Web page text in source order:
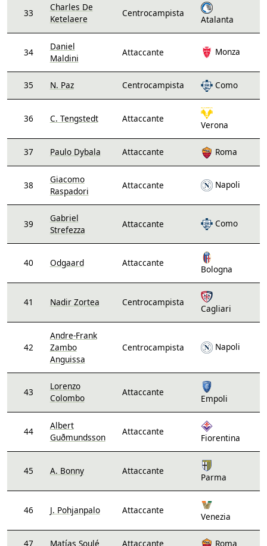
33
Charles De
Ketelaere
Centrocampista
Atalanta
34
Daniel
Maldini
Attaccante Monza
35 N. Paz Centrocampista Como
36 C. Tengstedt Attaccante
Verona
37 Paulo Dybala Attaccante Roma
38
Giacomo
Raspadori
Attaccante Napoli
39
Gabriel
Strefezza
Attaccante Como
40 Odgaard Attaccante
Bologna
41 Nadir Zortea Centrocampista
Cagliari
42
Andre-Frank
Zambo
Anguissa
Centrocampista Napoli
43
Lorenzo
Colombo
Attaccante
Empoli
44
Albert
Guðmundsson
Attaccante
Fiorentina
45 A. Bonny Attaccante
Parma
46 J. Pohjanpalo Attaccante
Venezia
47 Matías Soulé Attaccante Roma